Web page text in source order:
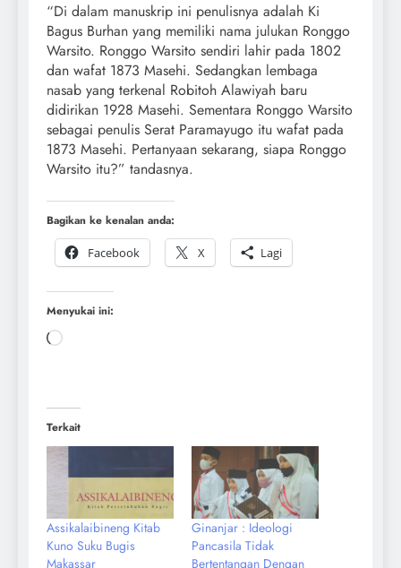
“Di dalam manuskrip ini penulisnya adalah Ki
Bagus Burhan yang memiliki nama julukan Ronggo
Warsito. Ronggo Warsito sendiri lahir pada 1802
dan wafat 1873 Masehi. Sedangkan lembaga
nasab yang terkenal Robitoh Alawiyah baru
didirikan 1928 Masehi. Sementara Ronggo Warsito
sebagai penulis Serat Paramayugo itu wafat pada
1873 Masehi. Pertanyaan sekarang, siapa Ronggo
Warsito itu?” tandasnya.
Bagikan ke kenalan anda:
Facebook
X Lagi
Menyukai ini:
Terkait
Assikalaibineng Kitab
Kuno Suku Bugis
Makassar
Ginanjar : Ideologi
Pancasila Tidak
Bertentangan Dengan